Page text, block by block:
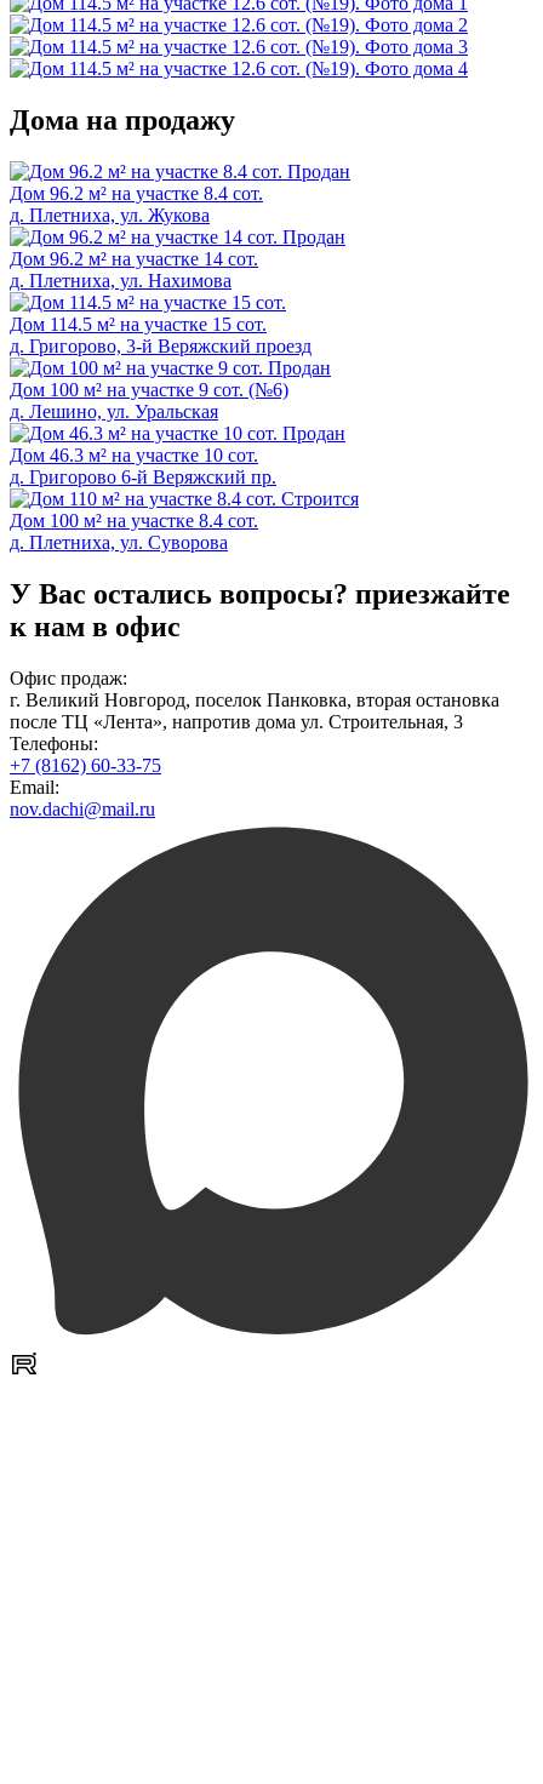
Дома на продажу
Продан
Дом 96.2 м² на участке 8.4 сот.
д. Плетниха, ул. Жукова
Продан
Дом 96.2 м² на участке 14 сот.
д. Плетниха, ул. Нахимова
Дом 114.5 м² на участке 15 сот.
д. Григорово, 3-й Веряжский проезд
Продан
Дом 100 м² на участке 9 сот. (№6)
д. Лешинo, ул. Уральская
Продан
Дом 46.3 м² на участке 10 сот.
д. Григорово 6-й Веряжский пр.
Cтроится
Дом 100 м² на участке 8.4 сот.
д. Плетниха, ул. Суворова
У Вас остались вопросы? приезжайте
к нам в офис
Офис продаж:
г. Великий Новгород, поселок Панковка, вторая остановка
после ТЦ «Лента», напротив дома ул. Строительная, 3
Телефоны:
+7 (8162) 60-33-75
Email:
nov.dachi@mail.ru